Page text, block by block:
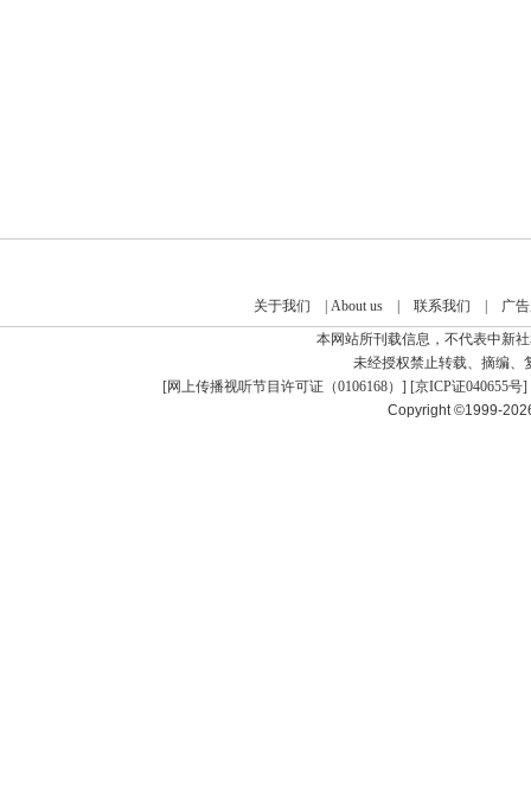
关于我们 About us| 联系我们
广
本网站所刊载信息，不代表中新
未经授权禁止转载、摘编、
[网上传播视听节目许可证（0106168） ] [京ICP证040655号]
Copyright ©1999-